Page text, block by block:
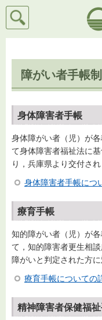
芦
検索
障がい者手帳
身体障害者手帳
身体障がい者（児）が
て身体障害者福祉法に
り，兵庫県より交付され
身体障害者手帳につ
療育手帳
知的障がい者（児）が
て，知的障害者更生相
障がいと判定された方
療育手帳についての
精神障害者保健福